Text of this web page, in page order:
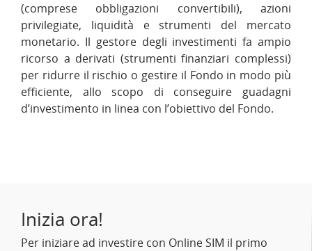
(comprese obbligazioni convertibili), azioni
privilegiate, liquidità e strumenti del mercato
monetario. Il gestore degli investimenti fa ampio
ricorso a derivati (strumenti finanziari complessi)
per ridurre il rischio o gestire il Fondo in modo più
efficiente, allo scopo di conseguire guadagni
d’investimento in linea con l’obiettivo del Fondo.
Inizia ora!
Per iniziare ad investire con Online SIM il primo